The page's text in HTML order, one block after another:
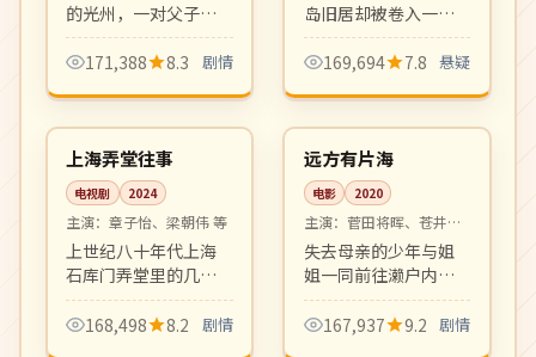
的光州，一对父子在
大时代漩涡中艰难抉
择。沉郁深情的现实
社会派代表作之一。
171,388 8.3 剧情
岛旧居却被卷入一桩
30 年前未结悬案。岛
屿封闭氛围、宗教邪
结合，韩国推理片新
高度。
169,694 7.8 悬疑
中国
完结 30:31
上海弄堂往事
电视剧 2024
主演： 章子怡、梁朝伟 等
上世纪八十年代上海
石库门弄堂里的几户
人家，跨越三十年的
家族变迁与城市记
168,498 8.2 剧情
日本
高分 99:49
远方有片海
电影 2020
主演： 菅田将晖、苍井优
等
失去母亲的少年与姐
姐一同前往濑户内海
寻找母亲遗物。海
风、岛屿、小巷里的
167,937 9.2 剧情